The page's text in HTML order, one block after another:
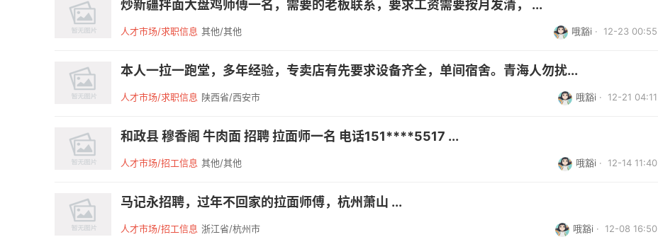
炒新疆拌面大盘鸡师傅一名，需要的老板联系，要求工资需要按月发清， ...
人才市场/求职信息 其他/其他 哦豁i · 12-23 00:55
本人一拉一跑堂，多年经验，专卖店有先要求设备齐全，单间宿舍。青海人勿扰...
人才市场/求职信息 陕西省/西安市 哦豁i · 12-21 04:11
和政县 穆香阁 牛肉面 招聘 拉面师一名 电话151****5517 ...
人才市场/招工信息 其他/其他 哦豁i · 12-14 11:40
马记永招聘，过年不回家的拉面师傅，杭州萧山 ...
人才市场/招工信息 浙江省/杭州市 哦豁i · 12-08 16:50